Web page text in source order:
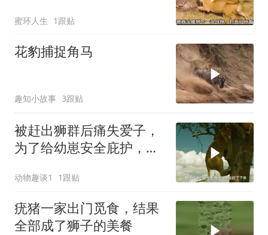
蜜环人生 1跟贴
花豹捕捉角马
趣知小故事 3跟贴
被赶出狮群后痛失爱子，
为了给幼崽安全庇护，狮
赶，看母狮卡丽如何用狩
猎夺回体面
动物趣谈1 1跟贴
疣猪一家出门觅食，结果
全部成了狮子的美餐